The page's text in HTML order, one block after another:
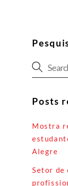
Posts
Mostra
Alegre
Setor de